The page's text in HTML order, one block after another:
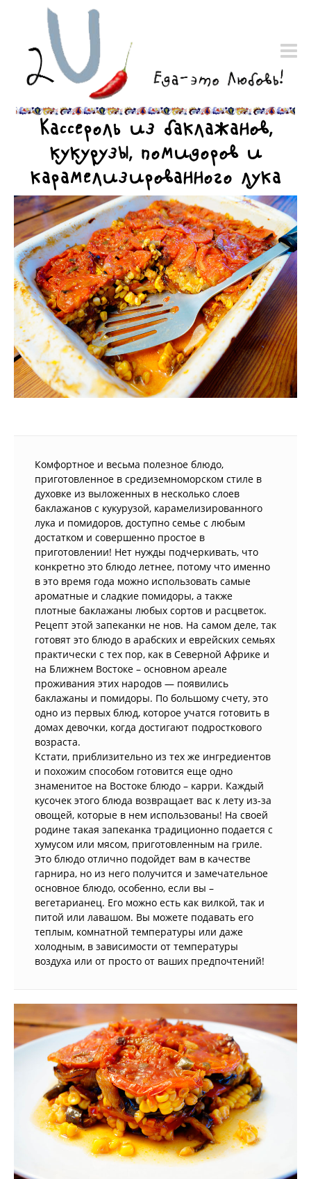
Кассероль из баклажанов,
кукурузы, помидоров и
карамелизированного лука
Комфортное и весьма полезное блюдо,
приготовленное в средиземноморском стиле в
духовке из выложенных в несколько слоев
баклажанов с кукурузой, карамелизированного
лука и помидоров, доступно семье с любым
достатком и совершенно простое в
приготовлении! Нет нужды подчеркивать, что
конкретно это блюдо летнее, потому что именно
в это время года можно использовать самые
ароматные и сладкие помидоры, а также
плотные баклажаны любых сортов и расцветок.
Рецепт этой запеканки не нов. На самом деле, так
готовят это блюдо в арабских и еврейских семьях
практически с тех пор, как в Северной Африке и
на Ближнем Востоке – основном ареале
проживания этих народов — появились
баклажаны и помидоры. По большому счету, это
одно из первых блюд, которое учатся готовить в
домах девочки, когда достигают подросткового
возраста.
Кстати, приблизительно из тех же ингредиентов
и похожим способом готовится еще одно
знаменитое на Востоке блюдо – карри. Каждый
кусочек этого блюда возвращает вас к лету из-за
овощей, которые в нем использованы! На своей
родине такая запеканка традиционно подается с
хумусом или мясом, приготовленным на гриле.
Это блюдо отлично подойдет вам в качестве
гарнира, но из него получится и замечательное
основное блюдо, особенно, если вы –
вегетарианец. Его можно есть как вилкой, так и
питой или лавашом. Вы можете подавать его
теплым, комнатной температуры или даже
холодным, в зависимости от температуры
воздуха или от просто от ваших предпочтений!